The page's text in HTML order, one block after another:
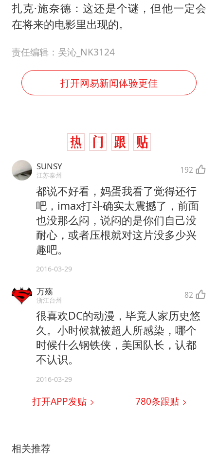
扎克·施奈德：这还是个谜，但他一定会
在将来的电影里出现的。
责任编辑：吴沁_NK3124
打开网易新闻体验更佳
SUNSY
江苏泰州 192
都说不好看，妈蛋我看了觉得还行
吧，imax打斗确实太震撼了，前面
也没那么闷，说闷的是你们自己没
耐心，或者压根就对这片没多少兴
趣吧。
2016-03-29
万殇
浙江台州 82
很喜欢DC的动漫，毕竟人家历史悠
久。小时候就被超人所感染，哪个
时候什么钢铁侠，美国队长，认都
不认识。
2016-03-29
打开APP发贴 780条跟贴
相关推荐